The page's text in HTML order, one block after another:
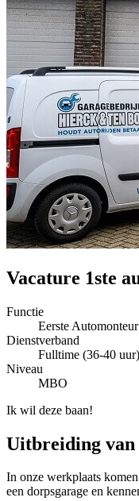
Vacature 1ste
Functie
Eerste Automonteur
Dienstverband
Fulltime (36-40 uur)
Niveau
MBO
Ik wil deze baan!
Uitbreiding van
In onze werkplaats
een dorpsgarage en